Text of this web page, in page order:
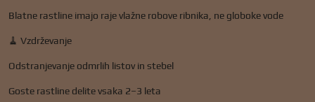
Blatne rastline imajo raje vlažne robove ribnika, ne globoke vode
🧹 Vzdrževanje
Odstranjevanje odmrlih listov in stebel
Goste rastline delite vsaka 2–3 leta